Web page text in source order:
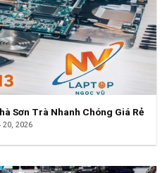
Sơn Trà Nhanh Chóng Giá Rẻ
20, 2026